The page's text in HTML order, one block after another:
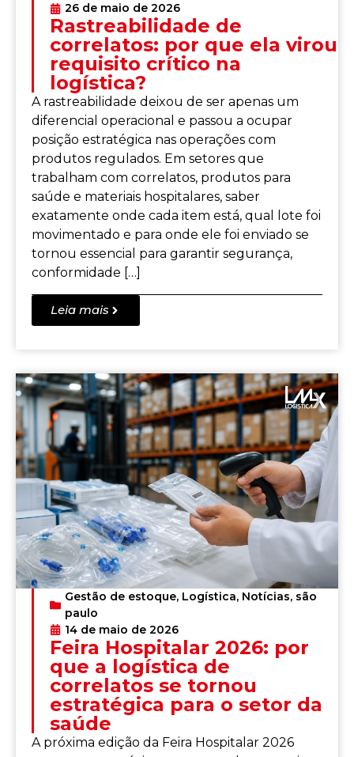
26 de maio de 2026
Rastreabilidade de
correlatos: por que ela virou
requisito crítico na
logística?
A rastreabilidade deixou de ser apenas um
diferencial operacional e passou a ocupar
posição estratégica nas operações com
produtos regulados. Em setores que
trabalham com correlatos, produtos para
saúde e materiais hospitalares, saber
exatamente onde cada item está, qual lote foi
movimentado e para onde ele foi enviado se
tornou essencial para garantir segurança,
conformidade […]
Leia mais
Gestão de estoque, Logística, Notícias, são
paulo
14 de maio de 2026
Feira Hospitalar 2026: por
que a logística de
correlatos se tornou
estratégica para o setor da
saúde
A próxima edição da Feira Hospitalar 2026